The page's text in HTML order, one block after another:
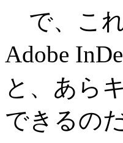
で、こ
Adobe
と、あら
できるのだ